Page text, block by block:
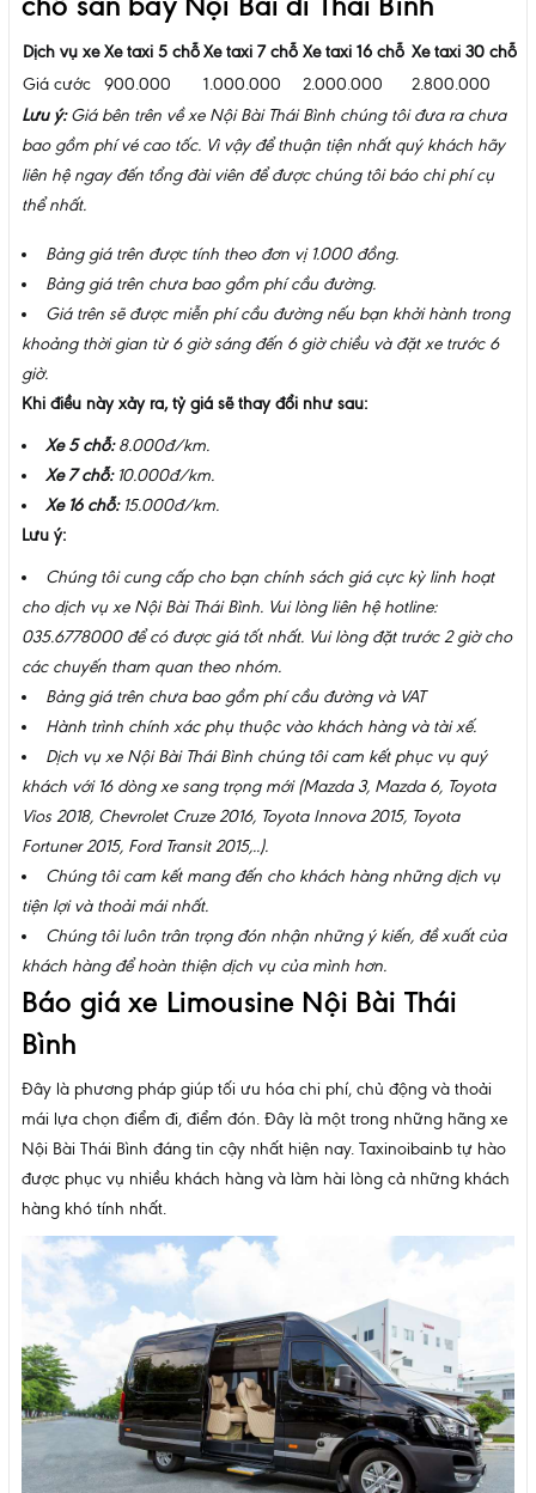
Dịch vụ xe Xe taxi 5 chỗXe taxi 7 chỗ Xe taxi 16 chỗ Xe taxi 30 chỗ
Giá cước
900.000 1.000.000 2.000.000
2.800.000
Lưu ý:Giá bên trên về xe Nội Bài Thái Bình chúng tôi đưa ra chưa
bao gồm phí vé cao tốc. Vì vậy để thuận tiện nhất quý khách hãy
liên hệ ngay đến tổng đài viên để được chúng tôi báo chi phí cụ
thể nhất.
Bảng giá trên được tính theo đơn vị 1.000 đồng.
Bảng giá trên chưa bao gồm phí cầu đường.
Giá trên sẽ được miễn phí cầu đường nếu bạn khởi hành trong
khoảng thời gian từ 6 giờ sáng đến 6 giờ chiều và đặt xe trước 6
giờ.
Khi điều này xảy ra, tỷ giá sẽ thay đổi như sau:
Xe 5 chỗ:8.000đ/km.
Xe 7 chỗ:10.000đ/km.
Xe 16 chỗ:15.000đ/km.
Lưu ý:
Chúng tôi cung cấp cho bạn chính sách giá cực kỳ linh hoạt
cho dịch vụ xe Nội Bài Thái Bình. Vui lòng liên hệ hotline:
035.6778000 để có được giá tốt nhất. Vui lòng đặt trước 2 giờ cho
các chuyến tham quan theo nhóm.
Bảng giá trên chưa bao gồm phí cầu đường và VAT
Hành trình chính xác phụ thuộc vào khách hàng và tài xế.
Dịch vụ xe Nội Bài Thái Bình chúng tôi cam kết phục vụ quý
khách với 16 dòng xe sang trọng mới (Mazda 3, Mazda 6, Toyota
Vios 2018, Chevrolet Cruze 2016, Toyota Innova 2015, Toyota
Fortuner 2015, Ford Transit 2015,..).
Chúng tôi cam kết mang đến cho khách hàng những dịch vụ
tiện lợi và thoải mái nhất.
Chúng tôi luôn trân trọng đón nhận những ý kiến, đề xuất của
khách hàng để hoàn thiện dịch vụ của mình hơn.
Báo giá xe Limousine Nội Bài Thái
Bình
Đây là phương pháp giúp tối ưu hóa chi phí, chủ động và thoải
mái lựa chọn điểm đi, điểm đón. Đây là một trong những hãng xe
Nội Bài Thái Bình đáng tin cậy nhất hiện nay. Taxinoibainb tự hào
được phục vụ nhiều khách hàng và làm hài lòng cả những khách
hàng khó tính nhất.